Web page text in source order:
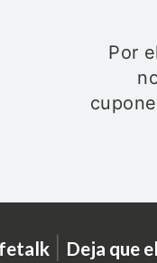
Por
| Deja que